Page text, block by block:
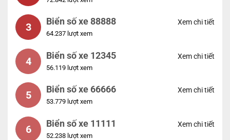
3 Biển số xe 88888
64.237 lượt xem
Xem chi tiết
4 Biển số xe 12345
56.119 lượt xem
Xem chi tiết
5 Biển số xe 66666
53.779 lượt xem
Xem chi tiết
6 Biển số xe 11111
52.238 lượt xem
Xem chi tiết